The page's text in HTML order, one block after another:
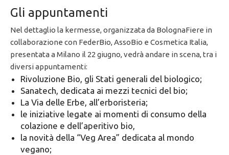
Gli appuntamenti
Nel dettaglio la kermesse, organizzata da BolognaFiere in
collaborazione con FederBio, AssoBio e Cosmetica Italia,
presentata a Milano il 22 giugno, vedrà andare in scena, tra i
diversi appuntamenti:
Rivoluzione Bio, gli Stati generali del biologico;
Sanatech, dedicata ai mezzi tecnici del bio;
La Via delle Erbe, all’erboristeria;
le iniziative legate ai momenti di consumo della
colazione e dell’aperitivo bio,
la novità della “Veg Area” dedicata al mondo
vegano;